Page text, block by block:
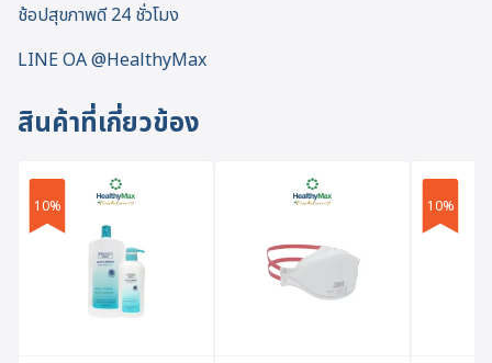
ช้อปสุขภาพดี 24 ชั่วโมง
LINE OA @HealthyMax
สินค้าที่เกี่ยวข้อง
10% 10%